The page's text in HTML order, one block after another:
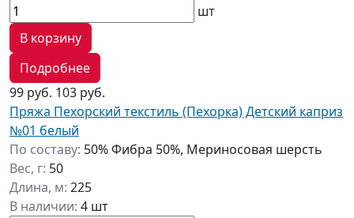
шт
В корзину
Подробнее
99 руб. 103 руб.
Пряжа Пехорский текстиль (Пехорка) Детский каприз
№01 белый
По составу: 50% Фибра 50%, Мериносовая шерсть
Вес, г: 50
Длина, м: 225
В наличии: 4 шт